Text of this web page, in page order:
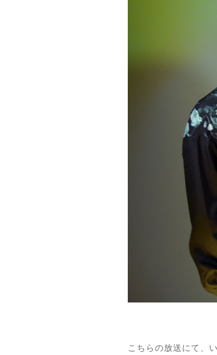
こちらの放送にて、